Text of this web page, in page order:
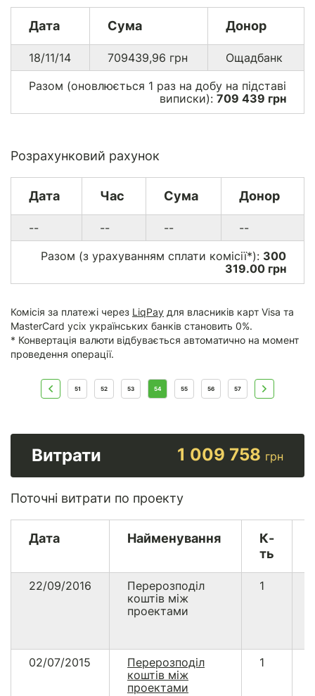
Дата Сума Донор
18/11/14 709439,96 грн
Ощадбанк
Разом (оновлюється 1 раз на добу на підставі
виписки): 709 439 грн
Розрахунковий рахунок
Дата Час Сума Донор
-- -- --
--
Разом (з урахуванням сплати комісії*): 300
319.00 грн
Комісія за платежі через LiqPay для власників карт Visa та
MasterCard усіх українських банків становить 0%.
* Конвертація валюти відбувається автоматично на момент
проведення операції.
51 52 53 54 55 56 57
Витрати 1 009 758 грн
Поточні витрати по проекту
Дата Найменування
К-
ть
22/09/2016
Перерозподіл
коштів між
проектами
1
02/07/2015
Перерозподіл
коштів між
проектами
1